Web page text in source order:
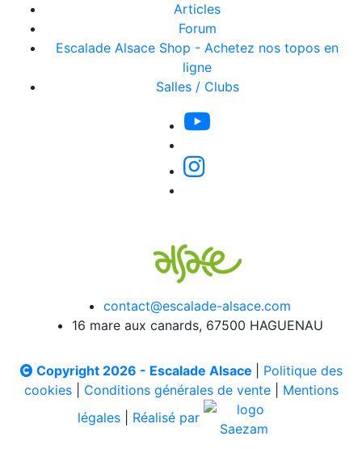
Articles
Forum
Escalade Alsace Shop - Achetez nos topos en
ligne
Salles / Clubs
contact@escalade-alsace.com
16 mare aux canards, 67500 HAGUENAU
Copyright 2026 - Escalade Alsace
Politique des
cookies| Conditions générales de vente| Mentions
légales
Réalisé par